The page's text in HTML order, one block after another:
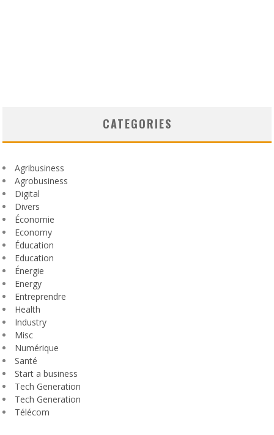
CATEGORIES
Agribusiness
Agrobusiness
Digital
Divers
Économie
Economy
Éducation
Education
Énergie
Energy
Entreprendre
Health
Industry
Misc
Numérique
Santé
Start a business
Tech Generation
Tech Generation
Télécom